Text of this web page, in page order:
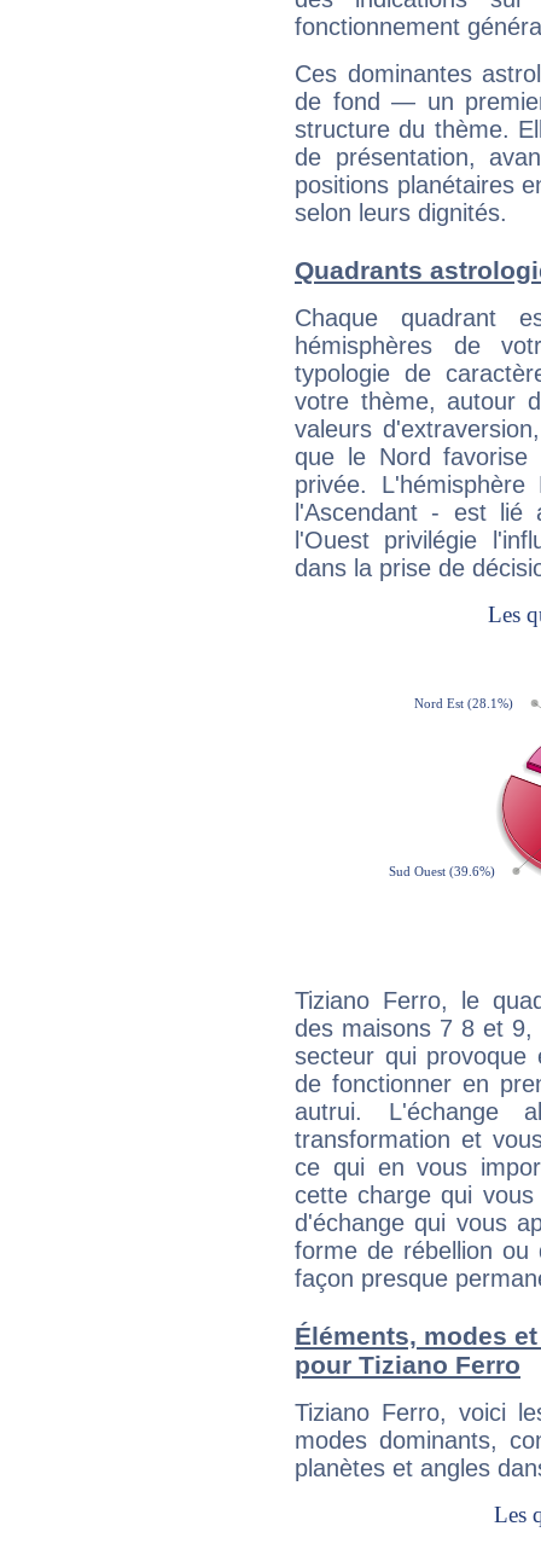
fonctionnement
Ces dominantes
de fond — un
structure du thème.
de présentation,
positions planétaires
selon leurs dignités.
Quadrants
Chaque quadrant
hémisphères de
typologie de
votre thème, autour
valeurs
que le Nord favorise
privée.
l'Ascendant - est
l'Ouest privilégie
dans la prise de
Tiziano Ferro, le
des maisons 7 8 et
secteur qui provoque
de fonctionner en
autrui. L'échange
transformation et
ce qui en vous
cette charge qui
d'échange qui vous
forme de rébellion ou
façon presque
Éléments, modes
pour Tiziano Ferro
Tiziano Ferro, voici
modes dominants,
planètes et angles